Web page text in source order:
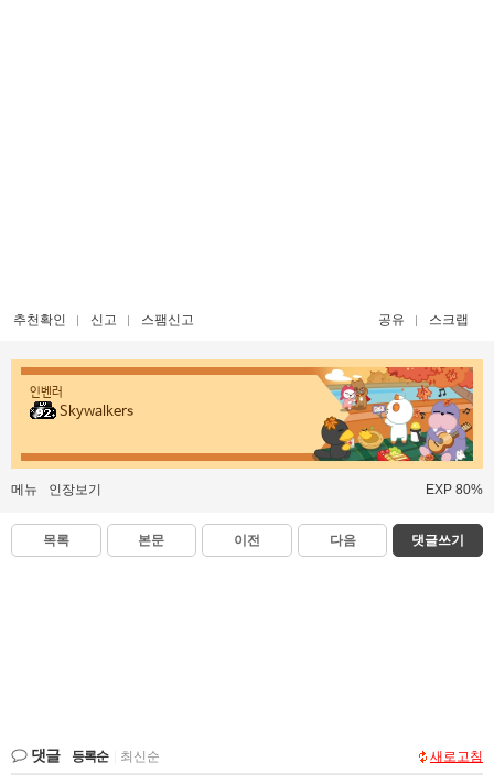
추천확인 신고 스팸신고 공유 스크랩
인벤러
Skywalkers
메뉴 인장보기 EXP 80%
목록 본문 이전 다음 댓글쓰기
댓글 등록순 최신순 새로고침